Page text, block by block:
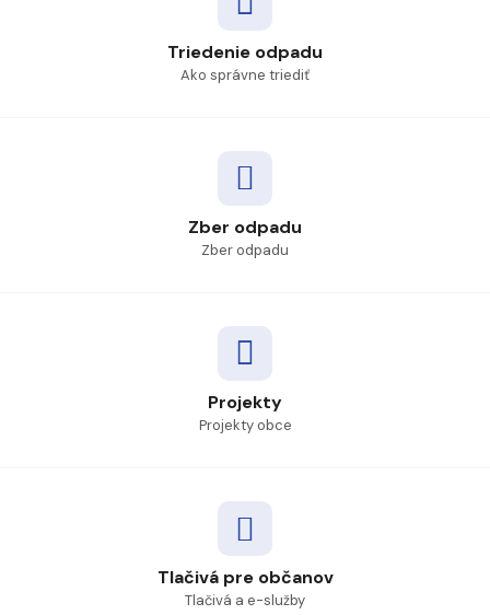
Triedenie odpadu
Ako správne triediť
Zber odpadu
Zber odpadu
Projekty
Projekty obce
Tlačivá pre občanov
Tlačivá a e-služby